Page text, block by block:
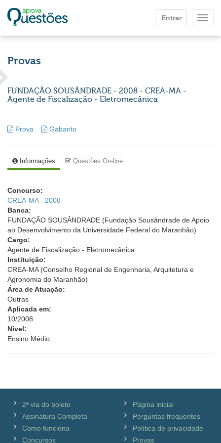
Entrar
Provas
FUNDAÇÃO SOUSÂNDRADE - 2008 - CREA-MA -
Agente de Fiscalização - Eletromecânica
Prova Gabarito
Informações Questões On-line
Concurso:
CREA-MA - 2008
Banca:
FUNDAÇÃO SOUSÂNDRADE (Fundação Sousândrade de Apoio
ao Desenvolvimento da Universidade Federal do Maranhão)
Cargo:
Agente de Fiscalização - Eletromecânica
Instituição:
CREA-MA (Conselho Regional de Engenharia, Arquitetura e
Agronomia do Maranhão)
Área de Atuação:
Outras
Aplicada em:
10/2008
Nível:
Ensino Médio
2ª via do boleto
Assinatura Completa
Como funciona
Concursos
Página inicial
Perguntas frequentes
Política de privacidade
Provas